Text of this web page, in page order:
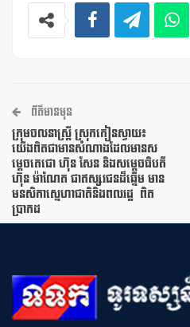
ព័ត៌មានមុន
ក្រុមចលនាស្ត្រី ស្រុកកៀនស្វាយ៖
យើងពិតជាមានសំណាងដែលមានស
ម្តេចតេជោ ហ៊ុន សែន និងសម្តេចធិបតី
ហ៊ុន ម៉ាណែត ជាឥស្សរជនដ៏ឆ្នើម មាន
មនសិកាសេ្នហាជាតិនិងពលរដ្ឋ ពិត
ប្រាកដ